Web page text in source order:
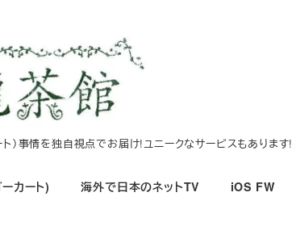
）事情を独自視点でお届け!ユニークなサービスもあります!
カート) 海外で日本のネットTV iOS FW